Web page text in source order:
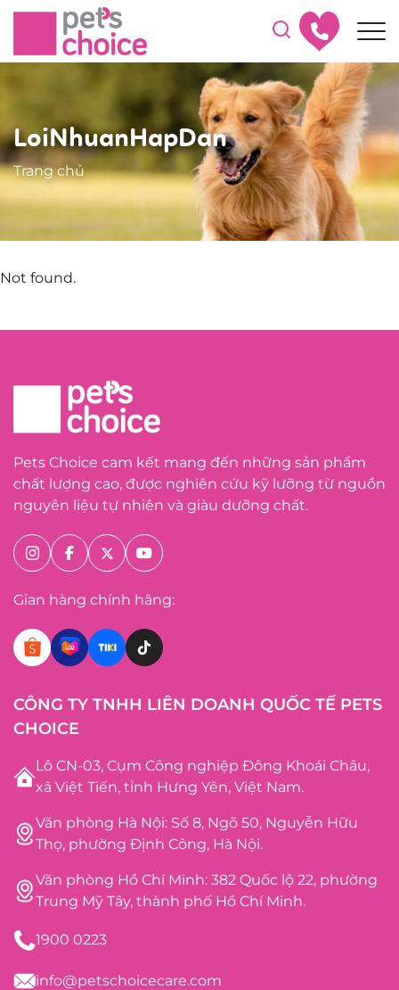
LoiNhuanHapDan
Trang chủ
Not found.
Pets Choice cam kết mang đến những sản phẩm
chất lượng cao, được nghiên cứu kỹ lưỡng từ nguồn
nguyên liệu tự nhiên và giàu dưỡng chất.
Gian hàng chính hãng:
CÔNG TY TNHH LIÊN DOANH QUỐC TẾ PETS
CHOICE
Lô CN-03, Cụm Công nghiệp Đông Khoái Châu,
xã Việt Tiến, tỉnh Hưng Yên, Việt Nam.
Văn phòng Hà Nội: Số 8, Ngõ 50, Nguyễn Hữu
Thọ, phường Định Công, Hà Nội.
Văn phòng Hồ Chí Minh: 382 Quốc lộ 22, phường
Trung Mỹ Tây, thành phố Hồ Chí Minh.
1900 0223
info@petschoicecare.com